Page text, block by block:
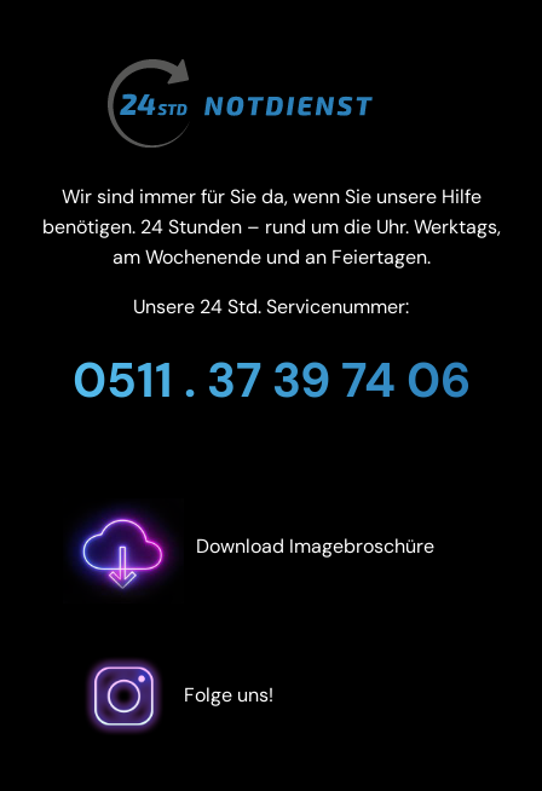
Wir sind immer für Sie da, wenn Sie unsere Hilfe
benötigen. 24 Stunden – rund um die Uhr. Werktags,
am Wochenende und an Feiertagen.
Unsere 24 Std. Servicenummer:
0511 . 37 39 74 06
Download Imagebroschüre
Folge uns!